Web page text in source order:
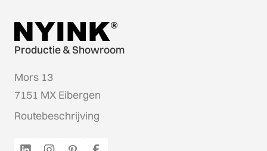
Productie & Showroom
Mors 13
7151 MX Eibergen
Routebeschrijving